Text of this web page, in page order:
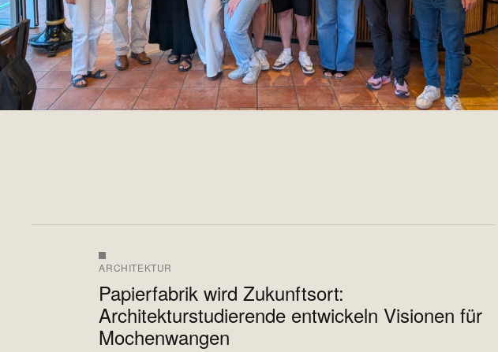
ARCHITEKTUR
Papierfabrik wird Zukunftsort:
Architekturstudierende entwickeln Visionen für
Mochenwangen